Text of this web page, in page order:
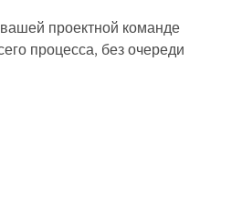
проектной команде
процесса, без очереди